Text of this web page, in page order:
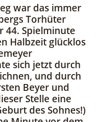
war das immer
Torhüter
44. Spielminute
Halbzeit glücklos
sich jetzt durch
und durch
Beyer und
Stelle eine
des Sohnes!)